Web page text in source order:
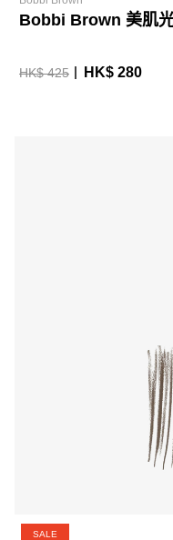
Bobbi Brown 美肌
HK$ 425 HK$ 280
SALE